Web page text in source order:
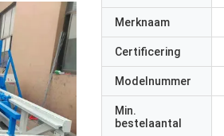
Merknaam
Certificering
Modelnummer
Min.
bestelaantal